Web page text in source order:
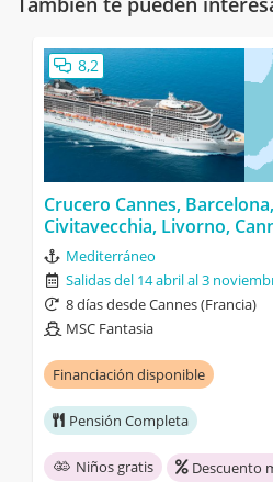
8,2
Crucero Cannes,
Civitavecchia, Livorno,
Mediterráneo
Salidas del 14 abril al 3
8 días desde Cannes (Francia)
MSC Fantasia
Financiación disponible
Pensión Completa
Niños gratis Descuento